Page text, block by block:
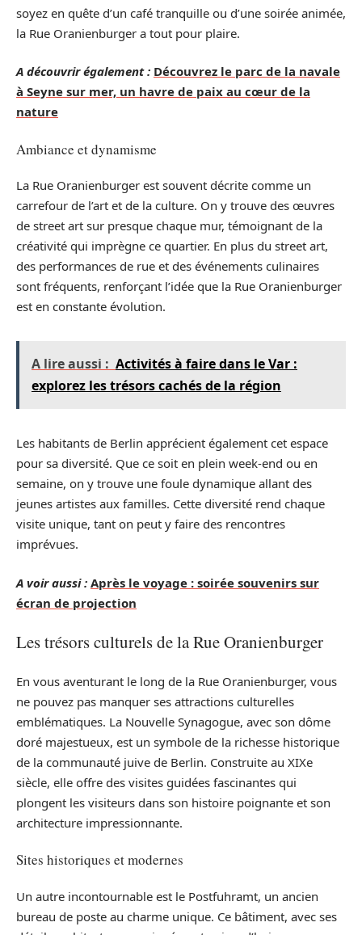
soyez en quête d’un café tranquille ou d’une soirée animée,
la Rue Oranienburger a tout pour plaire.
A découvrir également : Découvrez le parc de la navale
à Seyne sur mer, un havre de paix au cœur de la
nature
Ambiance et dynamisme
La Rue Oranienburger est souvent décrite comme un
carrefour de l’art et de la culture. On y trouve des œuvres
de street art sur presque chaque mur, témoignant de la
créativité qui imprègne ce quartier. En plus du street art,
des performances de rue et des événements culinaires
sont fréquents, renforçant l’idée que la Rue Oranienburger
est en constante évolution.
A lire aussi : Activités à faire dans le Var :
explorez les trésors cachés de la région
Les habitants de Berlin apprécient également cet espace
pour sa diversité. Que ce soit en plein week-end ou en
semaine, on y trouve une foule dynamique allant des
jeunes artistes aux familles. Cette diversité rend chaque
visite unique, tant on peut y faire des rencontres
imprévues.
A voir aussi : Après le voyage : soirée souvenirs sur
écran de projection
Les trésors culturels de la Rue Oranienburger
En vous aventurant le long de la Rue Oranienburger, vous
ne pouvez pas manquer ses attractions culturelles
emblématiques. La Nouvelle Synagogue, avec son dôme
doré majestueux, est un symbole de la richesse historique
de la communauté juive de Berlin. Construite au XIXe
siècle, elle offre des visites guidées fascinantes qui
plongent les visiteurs dans son histoire poignante et son
architecture impressionnante.
Sites historiques et modernes
Un autre incontournable est le Postfuhramt, un ancien
bureau de poste au charme unique. Ce bâtiment, avec ses